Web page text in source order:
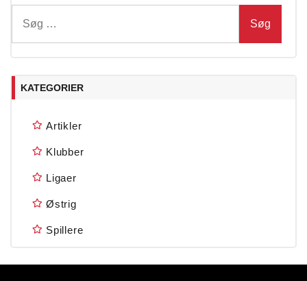
efter:
KATEGORIER
Artikler
Klubber
Ligaer
Østrig
Spillere